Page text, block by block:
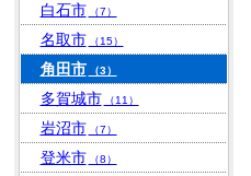
白石市 （7）
名取市 （15）
角田市 （3）
多賀城市 （11）
岩沼市 （7）
登米市 （8）